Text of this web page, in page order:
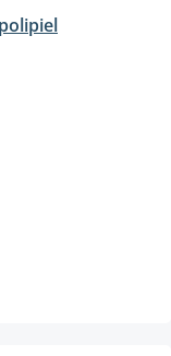
momento.)
momento.)